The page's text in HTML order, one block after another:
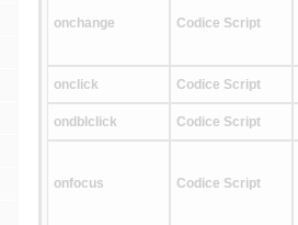
onchange Codice Script
onclick Codice Script
ondblclick Codice Script
onfocus Codice Script